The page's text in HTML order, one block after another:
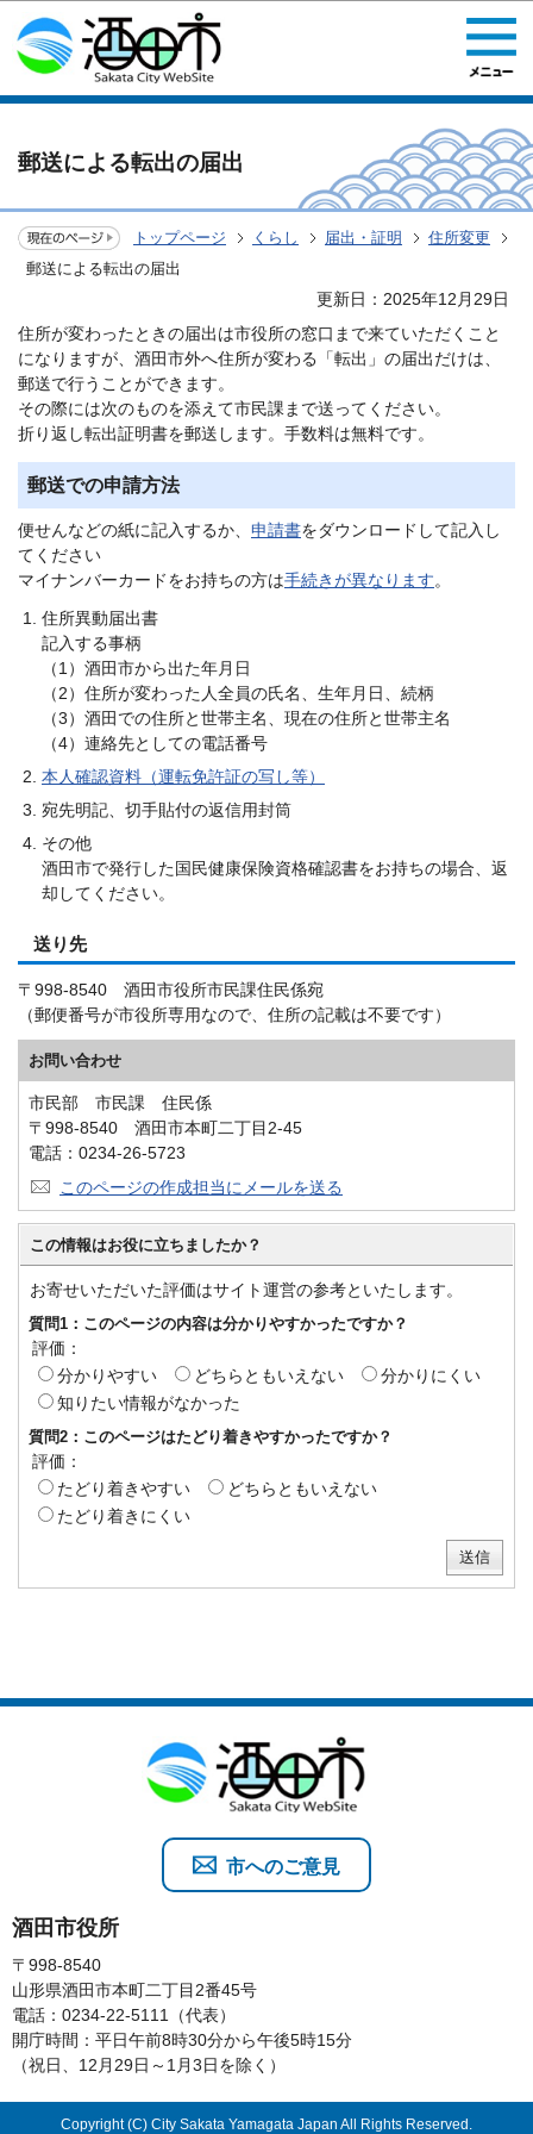
このページの本文へ移動
郵送による転出の届出
トップページ くらし 届出・証明
住所変更
郵送による転出の届出
更新日：2025年12月29日
住所が変わったときの届出は市役所の窓口まで来ていただくこと
になりますが、酒田市外へ住所が変わる「転出」の届出だけは、
郵送で行うことができます。
その際には次のものを添えて市民課まで送ってください。
折り返し転出証明書を郵送します。手数料は無料です。
郵送での申請方法
便せんなどの紙に記入するか、 申請書をダウンロードして記入し
てください
マイナンバーカードをお持ちの方は手続きが異なります。
住所異動届出書
記入する事柄
（1）酒田市から出た年月日
（2）住所が変わった人全員の氏名、生年月日、続柄
（3）酒田での住所と世帯主名、現在の住所と世帯主名
（4）連絡先としての電話番号
本人確認資料（運転免許証の写し等）
宛先明記、切手貼付の返信用封筒
その他
酒田市で発行した国民健康保険資格確認書をお持ちの場合、返
却してください。
送り先
〒998-8540 酒田市役所市民課住民係宛
（郵便番号が市役所専用なので、住所の記載は不要です）
お問い合わせ
市民部 市民課 住民係
〒998-8540 酒田市本町二丁目2-45
電話：0234-26-5723
このページの作成担当にメールを送る
この情報はお役に立ちましたか？
お寄せいただいた評価はサイト運営の参考といたします。
質問1：このページの内容は分かりやすかったですか？
評価：
分かりやすい
どちらともいえない
分かりにくい
知りたい情報がなかった
質問2：このページはたどり着きやすかったですか？
評価：
たどり着きやすい
どちらともいえない
たどり着きにくい
酒田市役所
〒998-8540
山形県酒田市本町二丁目2番45号
電話：0234-22-5111（代表）
開庁時間：平日午前8時30分から午後5時15分
（祝日、12月29日～1月3日を除く）
市へのご意見
Copyright (C) City Sakata Yamagata Japan All Rights Reserved.